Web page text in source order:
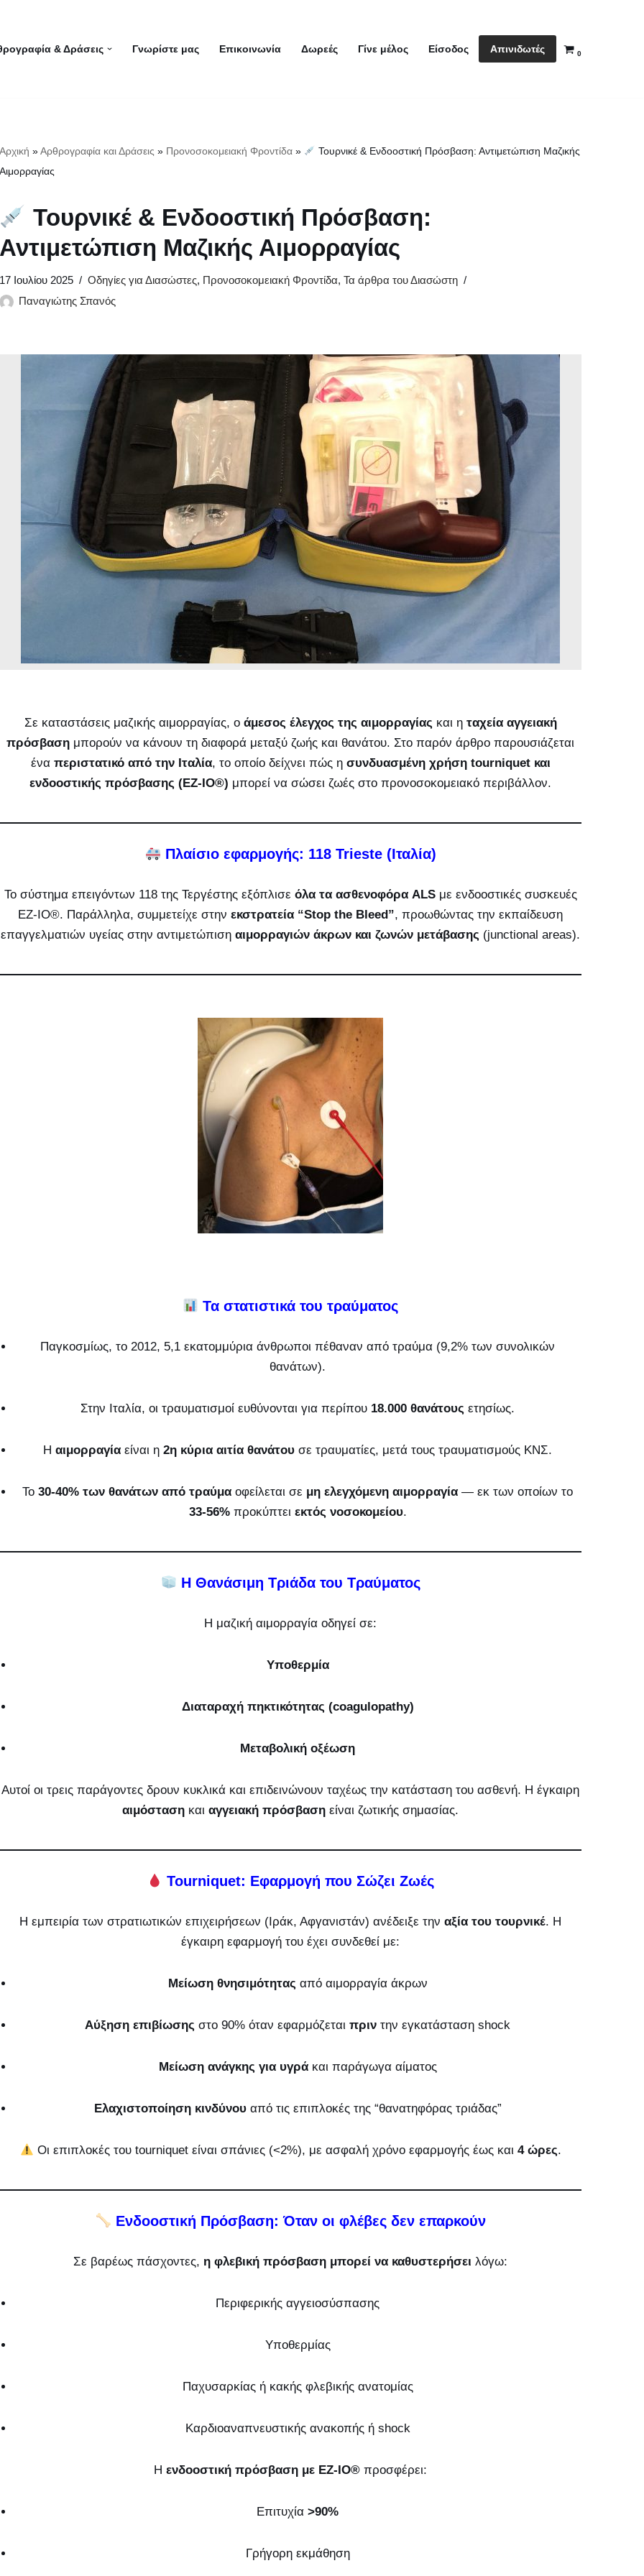
& Δράσεις Γνωρίστε μας Επικοινωνία Δωρεές Γίνε μέλος Είσοδος Απινιδωτές 0
Αρχική »Αρθρογραφία και Δράσεις » Προνοσοκομειακή Φροντίδα »
Τουρνικέ & Ενδοοστική Πρόσβαση: Αντιμετώπιση Μαζικής
Αιμορραγίας
Τουρνικέ & Ενδοοστική Πρόσβαση:
Αντιμετώπιση Μαζικής Αιμορραγίας
17 Ιουλίου 2025 Οδηγίες για Διασώστες, Προνοσοκομειακή Φροντίδα, Τα άρθρα του Διασώστη
Παναγιώτης Σπανός
Σε καταστάσεις μαζικής αιμορραγίας, ο άμεσος έλεγχος της αιμορραγίας και η ταχεία αγγειακή
πρόσβαση μπορούν να κάνουν τη διαφορά μεταξύ ζωής και θανάτου. Στο παρόν άρθρο παρουσιάζεται
ένα περιστατικό από την Ιταλία, το οποίο δείχνει πώς η συνδυασμένη χρήση tourniquet και
ενδοοστικής πρόσβασης (EZ-IO®) μπορεί να σώσει ζωές στο προνοσοκομειακό περιβάλλον.
Πλαίσιο εφαρμογής: 118 Trieste (Ιταλία)
Το σύστημα επειγόντων 118 της Τεργέστης εξόπλισε όλα τα ασθενοφόρα ALSμε ενδοοστικές συσκευές
EZ-IO®. Παράλληλα, συμμετείχε στην εκστρατεία “Stop the Bleed”, προωθώντας την εκπαίδευση
επαγγελματιών υγείας στην αντιμετώπιση αιμορραγιών άκρων και ζωνών μετάβασης (junctional areas).
Τα στατιστικά του τραύματος
Παγκοσμίως, το 2012, 5,1 εκατομμύρια άνθρωποι πέθαναν από τραύμα (9,2% των συνολικών
θανάτων).
Στην Ιταλία, οι τραυματισμοί ευθύνονται για περίπου 18.000 θανάτους ετησίως.
Η αιμορραγία είναι η 2η κύρια αιτία θανάτου σε τραυματίες, μετά τους τραυματισμούς ΚΝΣ.
Το 30-40% των θανάτων από τραύμα οφείλεται σε μη ελεγχόμενη αιμορραγία — εκ των οποίων το
33-56%προκύπτει εκτός νοσοκομείου.
Η Θανάσιμη Τριάδα του Τραύματος
Η μαζική αιμορραγία οδηγεί σε:
Υποθερμία
Διαταραχή πηκτικότητας (coagulopathy)
Μεταβολική οξέωση
Αυτοί οι τρεις παράγοντες δρουν κυκλικά και επιδεινώνουν ταχέως την κατάσταση του ασθενή. Η έγκαιρη
αιμόσταση και αγγειακή πρόσβαση είναι ζωτικής σημασίας.
Tourniquet: Εφαρμογή που Σώζει Ζωές
Η εμπειρία των στρατιωτικών επιχειρήσεων (Ιράκ, Αφγανιστάν) ανέδειξε την αξία του τουρνικέ. Η
έγκαιρη εφαρμογή του έχει συνδεθεί με:
Μείωση θνησιμότητας από αιμορραγία άκρων
Αύξηση επιβίωσης στο 90% όταν εφαρμόζεται πριν την εγκατάσταση shock
Μείωση ανάγκης για υγράκαι παράγωγα αίματος
Ελαχιστοποίηση κινδύνουαπό τις επιπλοκές της “θανατηφόρας τριάδας”
Οι επιπλοκές του tourniquet είναι σπάνιες (<2%), με ασφαλή χρόνο εφαρμογής έως και 4 ώρες.
Ενδοοστική Πρόσβαση: Όταν οι φλέβες δεν επαρκούν
Σε βαρέως πάσχοντες, η φλεβική πρόσβαση μπορεί να καθυστερήσει λόγω:
Περιφερικής αγγειοσύσπασης
Υποθερμίας
Παχυσαρκίας ή κακής φλεβικής ανατομίας
Καρδιοαναπνευστικής ανακοπής ή shock
Η ενδοοστική πρόσβαση με EZ-IO® προσφέρει:
Επιτυχία >90%
Γρήγορη εκμάθηση